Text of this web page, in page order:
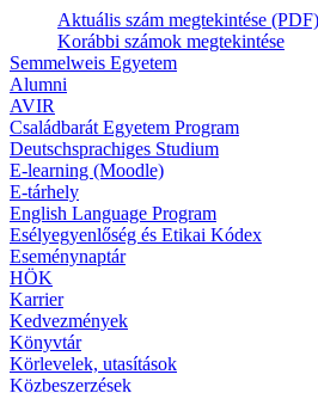
Aktuális szám megtekintése (PDF)
Korábbi számok megtekintése
Semmelweis Egyetem
Alumni
AVIR
Családbarát Egyetem Program
Deutschsprachiges Studium
E-learning (Moodle)
E-tárhely
English Language Program
Esélyegyenlőség és Etikai Kódex
Eseménynaptár
HÖK
Karrier
Kedvezmények
Könyvtár
Körlevelek, utasítások
Közbeszerzések